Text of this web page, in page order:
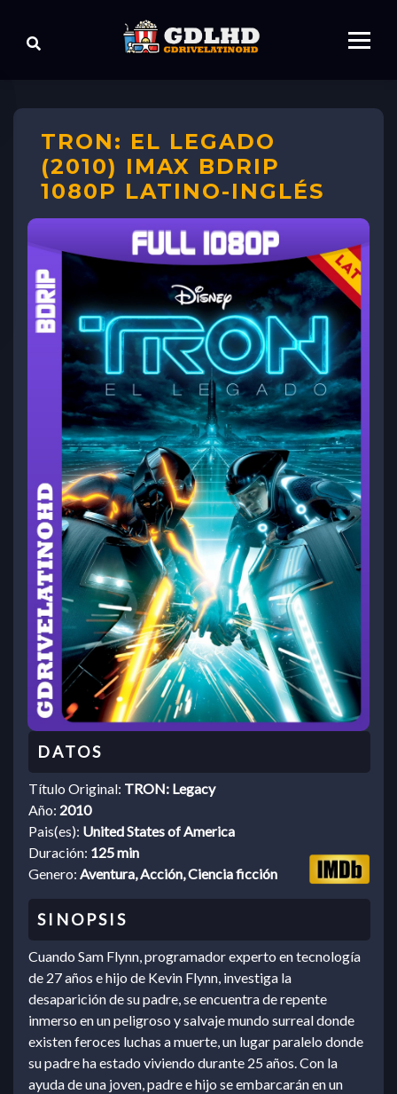
TRON: EL LEGADO
(2010) IMAX BDRIP
1080P LATINO-INGLÉS
Título Original: TRON: Legacy
Año: 2010
Pais(es): United States of America
Duración: 125 min
Genero: Aventura, Acción, Ciencia ficción
Cuando Sam Flynn, programador experto en tecnología
de 27 años e hijo de Kevin Flynn, investiga la
desaparición de su padre, se encuentra de repente
inmerso en un peligroso y salvaje mundo surreal donde
existen feroces luchas a muerte, un lugar paralelo donde
su padre ha estado viviendo durante 25 años. Con la
ayuda de una joven, padre e hijo se embarcarán en un